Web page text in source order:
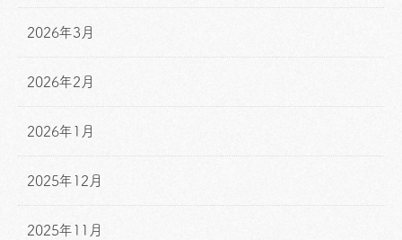
2026年3月
2026年2月
2026年1月
2025年12月
2025年11月